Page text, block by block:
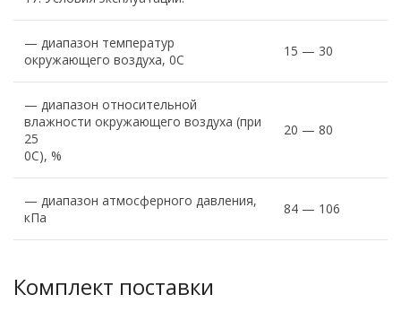
— диапазон температур
окружающего воздуха, 0С
15 — 30
— диапазон относительной
влажности окружающего воздуха (при
25
0С), %
20 — 80
— диапазон атмосферного давления,
кПа
84 — 106
Комплект поставки